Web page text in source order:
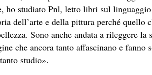
ho studiato Pnl, letto libri sul
dell’arte e della pittura perché quello
Sono anche andata a rileggere la
che ancora tanto affascinano e fanno
studio».